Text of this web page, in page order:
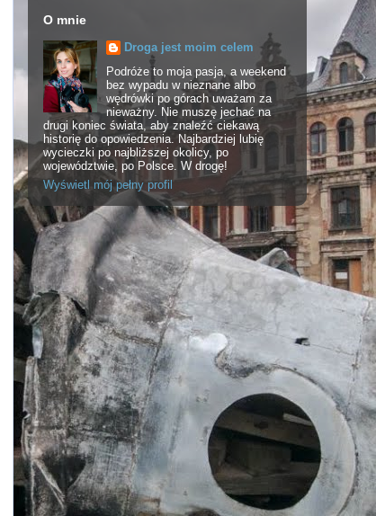
O mnie
Droga jest moim celem
Podróże to moja pasja, a weekend
bez wypadu w nieznane albo
wędrówki po górach uważam za
nieważny. Nie muszę jechać na
drugi koniec świata, aby znaleźć ciekawą
historię do opowiedzenia. Najbardziej lubię
wycieczki po najbliższej okolicy, po
województwie, po Polsce. W drogę!
Wyświetl mój pełny profil